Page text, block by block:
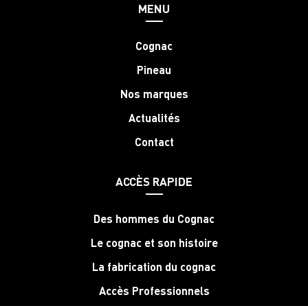
MENU
Cognac
Pineau
Nos marques
Actualités
Contact
ACCÈS RAPIDE
Des hommes du Cognac
Le cognac et son histoire
La fabrication du cognac
Accès Professionnels